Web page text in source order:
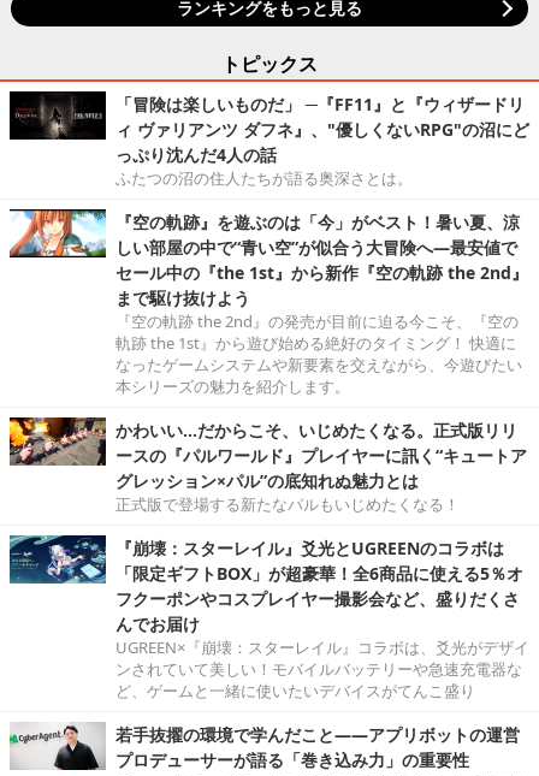
ランキングをもっと見る
トピックス
「冒険は楽しいものだ」 ─『FF11』と『ウィザードリ
ィ ヴァリアンツ ダフネ』、"優しくないRPG"の沼にど
っぷり沈んだ4人の話
ふたつの沼の住人たちが語る奥深さとは。
『空の軌跡』を遊ぶのは「今」がベスト！暑い夏、涼
しい部屋の中で“青い空”が似合う大冒険へ―最安値で
セール中の『the 1st』から新作『空の軌跡 the 2nd』
まで駆け抜けよう
『空の軌跡 the 2nd』の発売が目前に迫る今こそ、『空の
軌跡 the 1st』から遊び始める絶好のタイミング！ 快適に
なったゲームシステムや新要素を交えながら、今遊びたい
本シリーズの魅力を紹介します。
かわいい…だからこそ、いじめたくなる。正式版リリ
ースの『パルワールド』プレイヤーに訊く“キュートア
グレッション×パル”の底知れぬ魅力とは
正式版で登場する新たなパルもいじめたくなる！
『崩壊：スターレイル』爻光とUGREENのコラボは
「限定ギフトBOX」が超豪華！全6商品に使える5％オ
フクーポンやコスプレイヤー撮影会など、盛りだくさ
んでお届け
UGREEN×『崩壊：スターレイル』コラボは、爻光がデザイ
ンされていて美しい！モバイルバッテリーや急速充電器な
ど、ゲームと一緒に使いたいデバイスがてんこ盛り
若手抜擢の環境で学んだこと――アプリボットの運営
プロデューサーが語る「巻き込み力」の重要性